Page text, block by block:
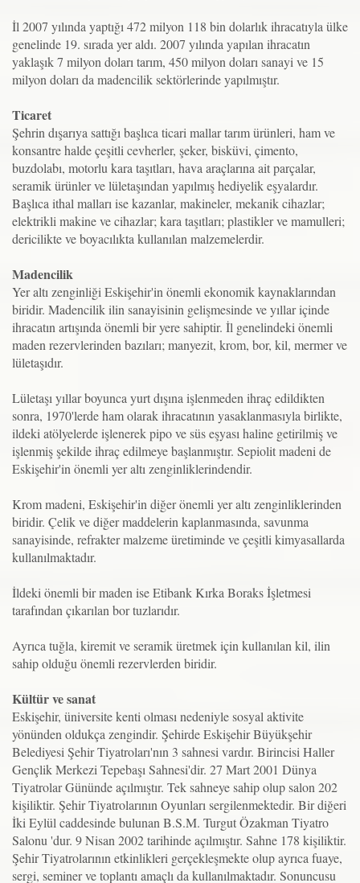
İl 2007 yılında yaptığı 472 milyon 118 bin dolarlık ihracatıyla ülke
genelinde 19. sırada yer aldı. 2007 yılında yapılan ihracatın
yaklaşık 7 milyon doları tarım, 450 milyon doları sanayi ve 15
milyon doları da madencilik sektörlerinde yapılmıştır.
Ticaret
Şehrin dışarıya sattığı başlıca ticari mallar tarım ürünleri, ham ve
konsantre halde çeşitli cevherler, şeker, bisküvi, çimento,
buzdolabı, motorlu kara taşıtları, hava araçlarına ait parçalar,
seramik ürünler ve lületaşından yapılmış hediyelik eşyalardır.
Başlıca ithal malları ise kazanlar, makineler, mekanik cihazlar;
elektrikli makine ve cihazlar; kara taşıtları; plastikler ve mamulleri;
dericilikte ve boyacılıkta kullanılan malzemelerdir.
Madencilik
Yer altı zenginliği Eskişehir'in önemli ekonomik kaynaklarından
biridir. Madencilik ilin sanayisinin gelişmesinde ve yıllar içinde
ihracatın artışında önemli bir yere sahiptir. İl genelindeki önemli
maden rezervlerinden bazıları; manyezit, krom, bor, kil, mermer ve
lületaşıdır.
Lületaşı yıllar boyunca yurt dışına işlenmeden ihraç edildikten
sonra, 1970'lerde ham olarak ihracatının yasaklanmasıyla birlikte,
ildeki atölyelerde işlenerek pipo ve süs eşyası haline getirilmiş ve
işlenmiş şekilde ihraç edilmeye başlanmıştır. Sepiolit madeni de
Eskişehir'in önemli yer altı zenginliklerindendir.
Krom madeni, Eskişehir'in diğer önemli yer altı zenginliklerinden
biridir. Çelik ve diğer maddelerin kaplanmasında, savunma
sanayisinde, refrakter malzeme üretiminde ve çeşitli kimyasallarda
kullanılmaktadır.
İldeki önemli bir maden ise Etibank Kırka Boraks İşletmesi
tarafından çıkarılan bor tuzlarıdır.
Ayrıca tuğla, kiremit ve seramik üretmek için kullanılan kil, ilin
sahip olduğu önemli rezervlerden biridir.
Kültür ve sanat
Eskişehir, üniversite kenti olması nedeniyle sosyal aktivite
yönünden oldukça zengindir. Şehirde Eskişehir Büyükşehir
Belediyesi Şehir Tiyatroları'nın 3 sahnesi vardır. Birincisi Haller
Gençlik Merkezi Tepebaşı Sahnesi'dir. 27 Mart 2001 Dünya
Tiyatrolar Gününde açılmıştır. Tek sahneye sahip olup salon 202
kişiliktir. Şehir Tiyatrolarının Oyunları sergilenmektedir. Bir diğeri
İki Eylül caddesinde bulunan B.S.M. Turgut Özakman Tiyatro
Salonu 'dur. 9 Nisan 2002 tarihinde açılmıştır. Sahne 178 kişiliktir.
Şehir Tiyatrolarının etkinlikleri gerçekleşmekte olup ayrıca fuaye,
sergi, seminer ve toplantı amaçlı da kullanılmaktadır. Sonuncusu